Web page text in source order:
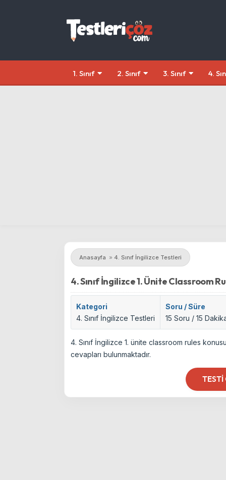
1. Sınıf 2. Sınıf 3. Sınıf 4.
Anasayfa » 4. Sınıf İngilizce Testleri
4. Sınıf İngilizce 1. Ünite Classroom
Kategori
4. Sınıf İngilizce Testleri
Soru / Süre
15 Soru / 15
4. Sınıf İngilizce 1. ünite classroom rules
cevapları bulunmaktadır.
TESTI